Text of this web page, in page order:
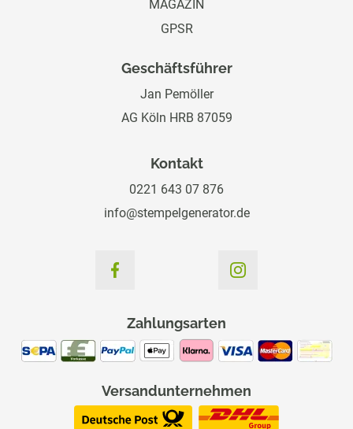
MAGAZIN
GPSR
Geschäftsführer
Jan Pemöller
AG Köln HRB 87059
Kontakt
0221 643 07 876
info@stempelgenerator.de
Zahlungsarten
Versandunternehmen